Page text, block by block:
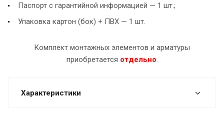
Паспорт с гарантийной информацией — 1 шт.;
Упаковка картон (бок) + ПВХ — 1 шт.
Комплект монтажных элементов и арматуры
приобретается отдельно.
Характеристики